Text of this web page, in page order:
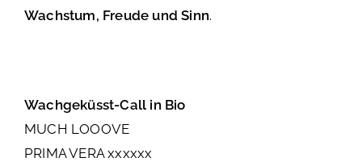
Wachstum, Freude und Sinn.
Wachgeküsst-Call in Bio
MUCH LOOOVE
PRIMA VERA xxxxxx